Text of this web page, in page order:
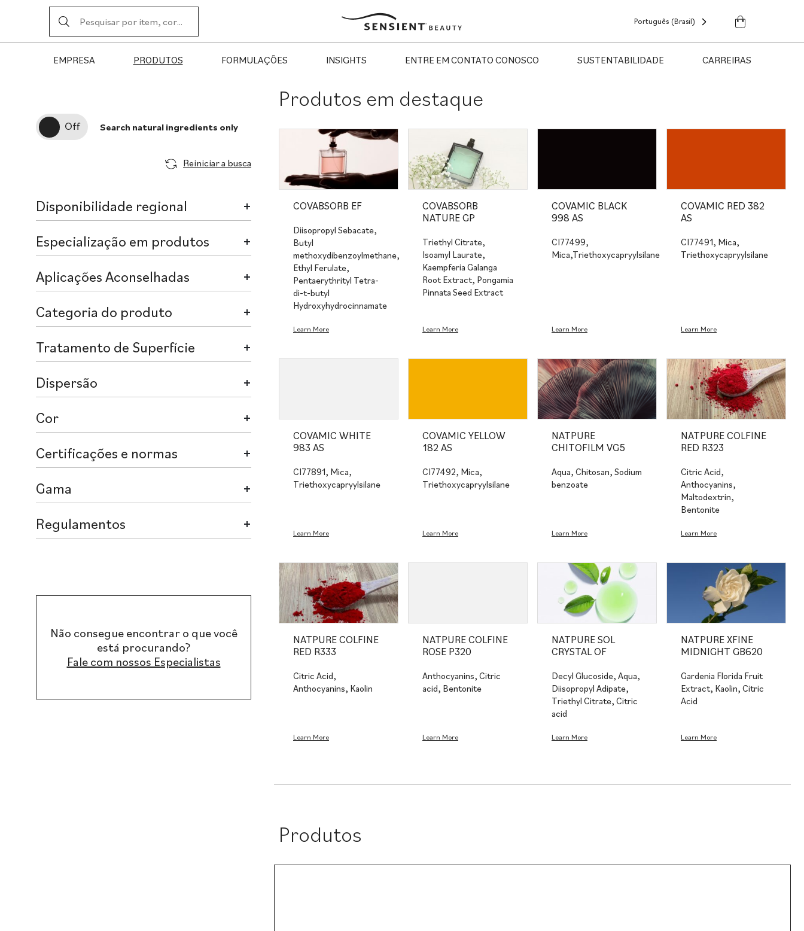
Sensient
Português (Brasil)
EMPRESA PRODUTOS FORMULAÇÕES INSIGHTS ENTRE EM CONTATO CONOSCO SUSTENTABILIDADE CARREIRAS
Search natural ingredients only
Reiniciar a busca
Disponibilidade regional
Especialização em produtos
Aplicações Aconselhadas
Categoria do produto
Tratamento de Superfície
Dispersão
Cor
Certificações e normas
Gama
Regulamentos
Não consegue encontrar o que você
está procurando?
Fale com nossos Especialistas
Produtos em destaque
COVABSORB EF
Diisopropyl Sebacate,
Butyl
methoxydibenzoylmethane,
Ethyl Ferulate,
Pentaerythrityl Tetra-
di-t-butyl
Hydroxyhydrocinnamate​
Learn More
COVABSORB
NATURE GP
Triethyl Citrate,
Isoamyl Laurate,
Kaempferia Galanga
Root Extract, Pongamia
Pinnata Seed Extract
Learn More
COVAMIC BLACK
998 AS
CI77499,
Mica,Triethoxycapryylsilane
Learn More
COVAMIC RED 382
AS
CI77491, Mica,
Triethoxycapryylsilane
Learn More
COVAMIC WHITE
983 AS
CI77891, Mica,
Triethoxycapryylsilane
Learn More
COVAMIC YELLOW
182 AS
CI77492, Mica,
Triethoxycapryylsilane
Learn More
NATPURE
CHITOFILM VG5
Aqua, Chitosan, Sodium
benzoate
Learn More
NATPURE COLFINE
RED R323
Citric Acid,
Anthocyanins,
Maltodextrin,
Bentonite
Learn More
NATPURE COLFINE
RED R333
Citric Acid,
Anthocyanins, Kaolin
Learn More
NATPURE COLFINE
ROSE P320
Anthocyanins, Citric
acid, Bentonite
Learn More
NATPURE SOL
CRYSTAL OF
Decyl Glucoside, Aqua,
Diisopropyl Adipate,
Triethyl Citrate, Citric
acid
Learn More
NATPURE XFINE
MIDNIGHT GB620
Gardenia Florida Fruit
Extract, Kaolin, Citric
Acid
Learn More
Produtos